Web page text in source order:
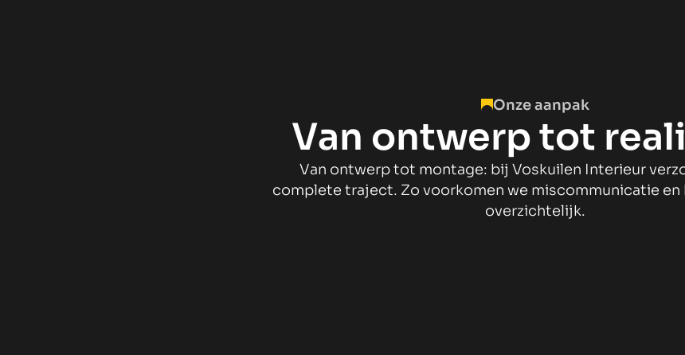
Onze aanpak
Van ontwerp tot
Van ontwerp tot montage: bij Voskuilen Interieur
complete traject. Zo voorkomen we miscommunicatie
overzichtelijk.